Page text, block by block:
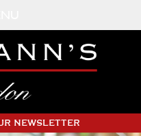
NEWSLETTER